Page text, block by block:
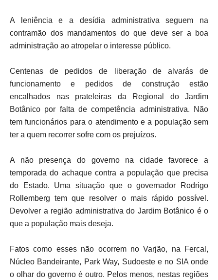
A leniência e a desídia administrativa seguem na
contramão dos mandamentos do que deve ser a boa
administração ao atropelar o interesse público.
Centenas de pedidos de liberação de alvarás de
funcionamento e pedidos de construção estão
encalhados nas prateleiras da Regional do Jardim
Botânico por falta de competência administrativa. Não
tem funcionários para o atendimento e a população sem
ter a quem recorrer sofre com os prejuízos.
A não presença do governo na cidade favorece a
temporada do achaque contra a população que precisa
do Estado. Uma situação que o governador Rodrigo
Rollemberg tem que resolver o mais rápido possível.
Devolver a região administrativa do Jardim Botânico é o
que a população mais deseja.
Fatos como esses não ocorrem no Varjão, na Fercal,
Núcleo Bandeirante, Park Way, Sudoeste e no SIA onde
o olhar do governo é outro. Pelos menos, nestas regiões